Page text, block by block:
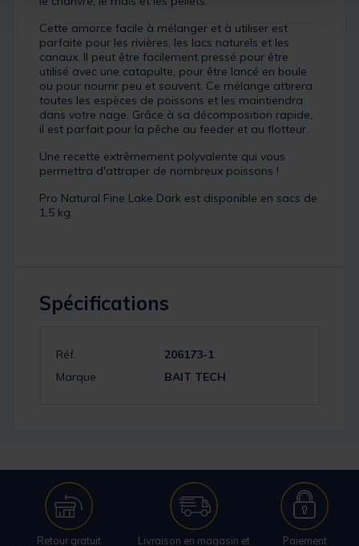
Cette amorce facile à mélanger et à utiliser est
parfaite pour les rivières, les lacs naturels et les
canaux. Il peut être facilement pressé pour être
utilisé avec une catapulte, pour être lancé en boule
ou pour nourrir peu et souvent. Ce mélange attirera
toutes les espèces de poissons et les maintiendra
dans votre nage. Grâce à sa décomposition rapide,
il est parfait pour la pêche au feeder et au flotteur.
Une recette extrêmement polyvalente qui vous
permettra d'attraper de nombreux poissons !
Pro Natural Fine Lake Dark est disponible en sacs de
1,5 kg.
Spécifications
Réf.
206173-1
Marque
BAIT TECH
Retour gratuit
Livraison en magasin et
Paiement